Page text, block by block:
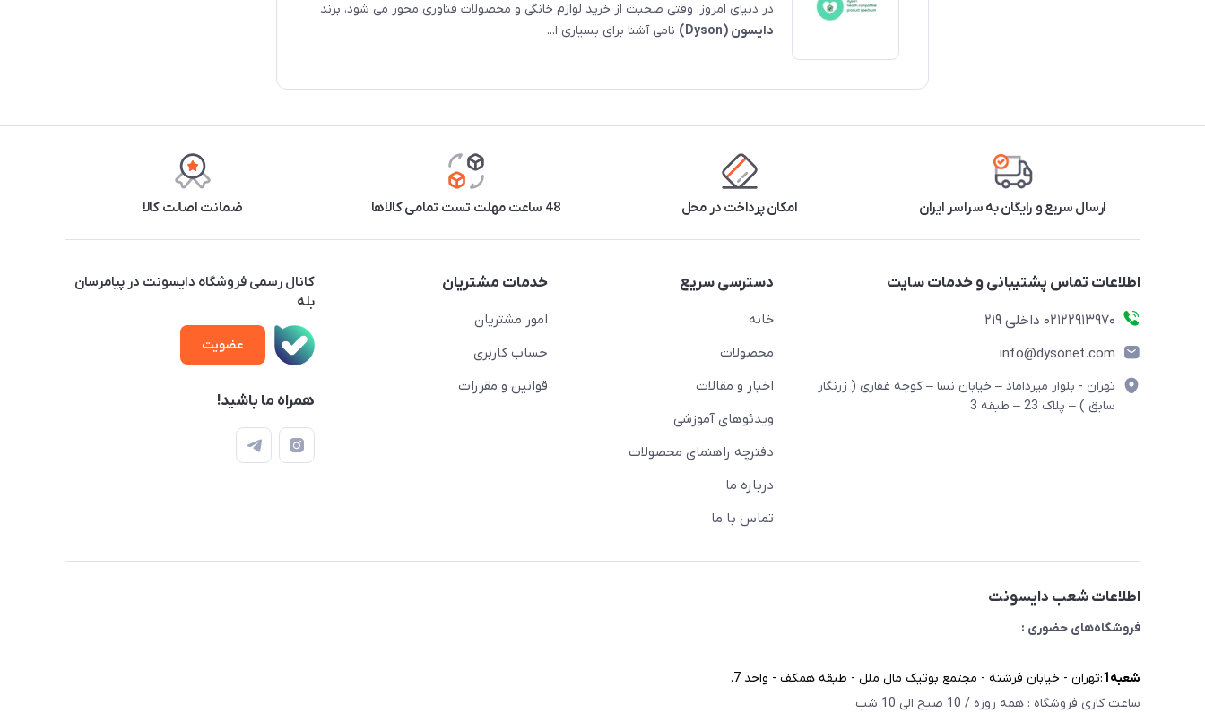
در دنیای امروز، وقتی صحبت از خرید لوازم خانگی و محصولات فناوری محور می شود، برند
دایسون (Dyson)
نامی آشنا برای بسیاری ا...
ارسال سریع و رایگان به سراسر ایران امکان پرداخت در محل 48 ساعت مهلت تست تمامی کالاها ضمانت اصالت کالا
اطلاعات تماس پشتیبانی و خدمات سایت
02122913970 داخلی 219
info@dysonet.com
تهران - بلوار میرداماد – خیابان نسا – کوچه غفاری ( زرنگار
سابق ) – پلاک 23 – طبقه 3
دسترسی سریع
خانه
محصولات
اخبار و مقالات
ویدئو‌های آموزشی
دفترچه راهنمای محصولات
درباره ما
تماس با ما
خدمات مشتریان
امور مشتریان
حساب کاربری
قوانین و مقررات
کانال رسمی فروشگاه دایسونت در پیامرسان
بله
عضویت
همراه ما باشید!
اطلاعات شعب دایسونت
فروشگاه‌های حضوری :
شعبه‌1 :تهران - خیابان فرشته - مجتمع بوتیک مال ملل - طبقه همکف - واحد 7.
ساعت کاری فروشگاه : همه روزه / 10 صبح الی 10 شب.